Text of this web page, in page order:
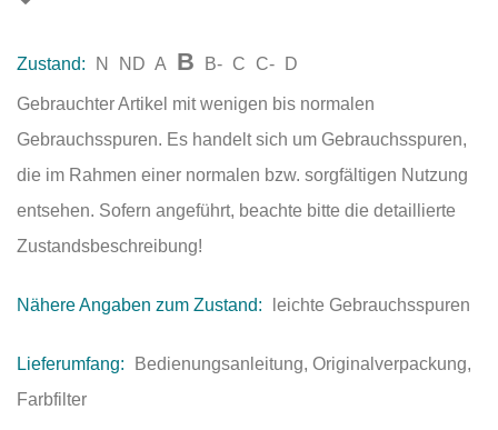
Zustand: N ND A B B- C C- D
Gebrauchter Artikel mit wenigen bis normalen
Gebrauchsspuren. Es handelt sich um Gebrauchsspuren,
die im Rahmen einer normalen bzw. sorgfältigen Nutzung
entsehen. Sofern angeführt, beachte bitte die detaillierte
Zustandsbeschreibung!
Nähere Angaben zum Zustand: leichte Gebrauchsspuren
Lieferumfang:
Bedienungsanleitung, Originalverpackung,
Farbfilter